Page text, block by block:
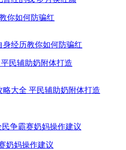
你如何防骗红
民辅助奶附体打造
奶妈操作建议